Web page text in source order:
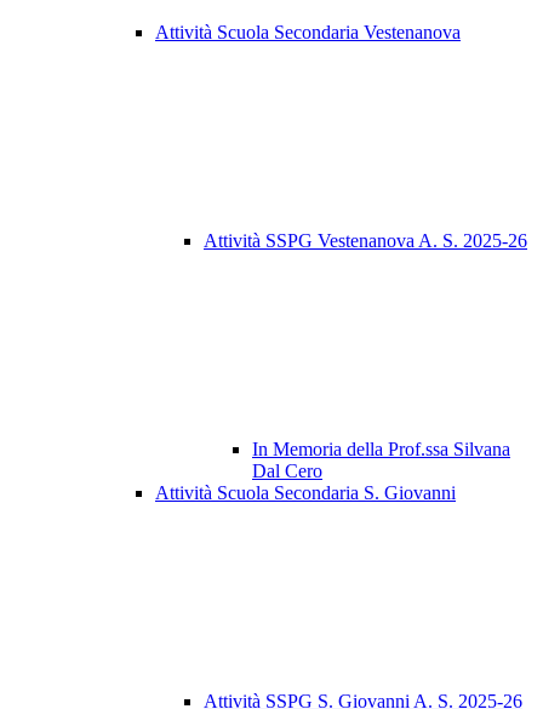
Attività Scuola Secondaria Vestenanova
Attività SSPG Vestenanova A. S. 2025-26
In Memoria della Prof.ssa Silvana
Dal Cero
Attività Scuola Secondaria S. Giovanni
Attività SSPG S. Giovanni A. S. 2025-26